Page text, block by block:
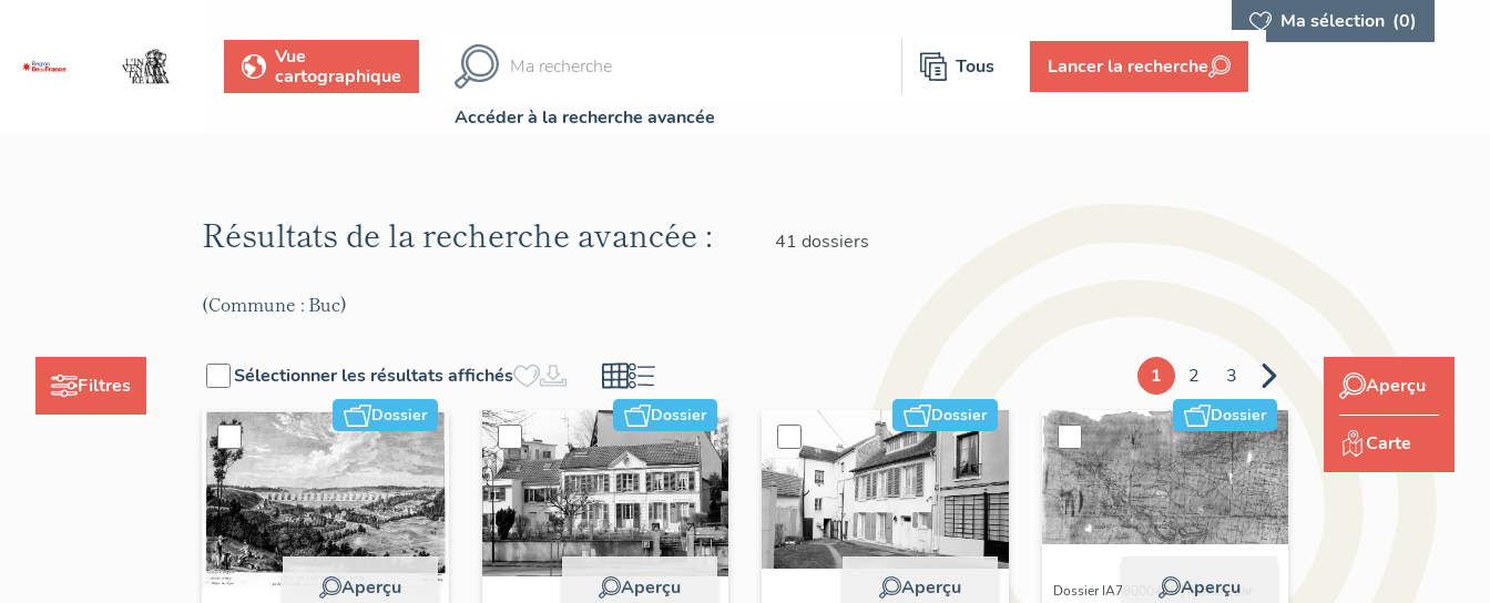
Ma sélection (0)
Vue
cartographique
Tous Lancer la recherche
Accéder à la recherche avancée
Filtres
Résultats de la recherche avancée : 41 dossiers
(Commune : Buc)
Sélectionner les résultats affichés 1 2 3
Dossier
Aperçu
Dossier
Aperçu
Dossier
Aperçu
Dossier
Aperçu
Dossier IA78000496 | Réalisé par
Aperçu
Carte